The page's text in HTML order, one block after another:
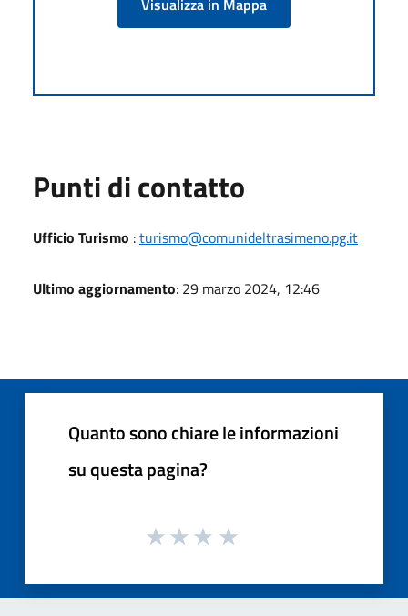
Punti di contatto
Ufficio Turismo :turismo@comunideltrasimeno.pg.it
Ultimo aggiornamento: 29 marzo 2024, 12:46
Quanto sono chiare le informazioni
su questa pagina?